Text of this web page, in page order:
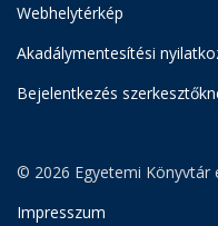
Webhelytérkép
Akadálymentesítési
Bejelentkezés
© 2026 Egyetemi Könyvtár
Impresszum